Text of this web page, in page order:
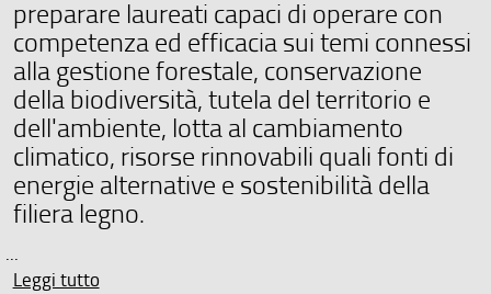
Orario e calendari
preparare laureati capaci di operare con
competenza ed efficacia sui temi connessi
alla gestione forestale, conservazione
della biodiversità, tutela del territorio e
dell'ambiente, lotta al cambiamento
climatico, risorse rinnovabili quali fonti di
energie alternative e sostenibilità della
filiera legno.
...
Leggi tutto